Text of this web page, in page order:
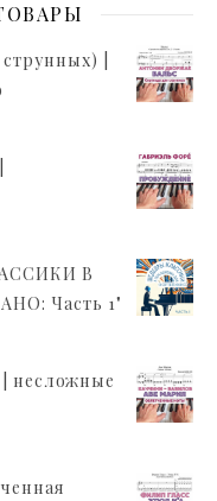
|
В
Часть 1"
несложные